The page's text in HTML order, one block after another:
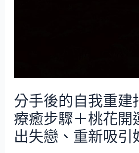
分手後的自我重建
療癒步驟＋桃花開
出失戀、重新吸引